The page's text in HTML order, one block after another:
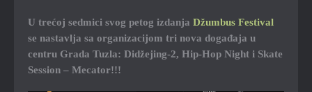
U trećoj sedmici svog petog izdanja Džumbus Festival
se nastavlja sa organizacijom tri nova događaja u
centru Grada Tuzla: Didžejing-2, Hip-Hop Night i Skate
Session – Mecator!!!